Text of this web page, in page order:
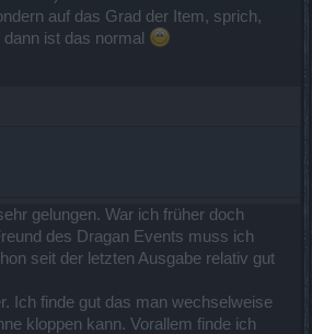
auf das Grad der Item, sprich,
ist das normal
gelungen. War ich früher doch
des Dragan Events muss ich
seit der letzten Ausgabe relativ gut
Ich finde gut das man wechselweise
kloppen kann. Vorallem finde ich